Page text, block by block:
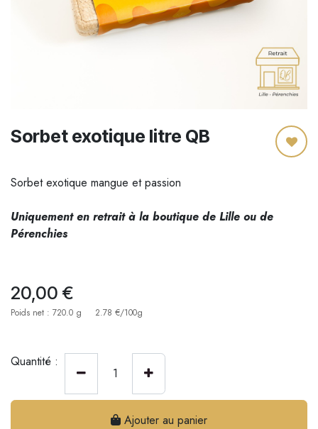
Sorbet exotique litre QB
Sorbet exotique mangue et passion
Uniquement en retrait à la boutique de Lille ou de
Pérenchies
20,00 €
Poids net : 720.0 g 2.78 €/100g
Quantité :
Ajouter au panier